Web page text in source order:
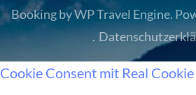
Booking byWP Travel Engine.
.
Cookie Consent mit Real